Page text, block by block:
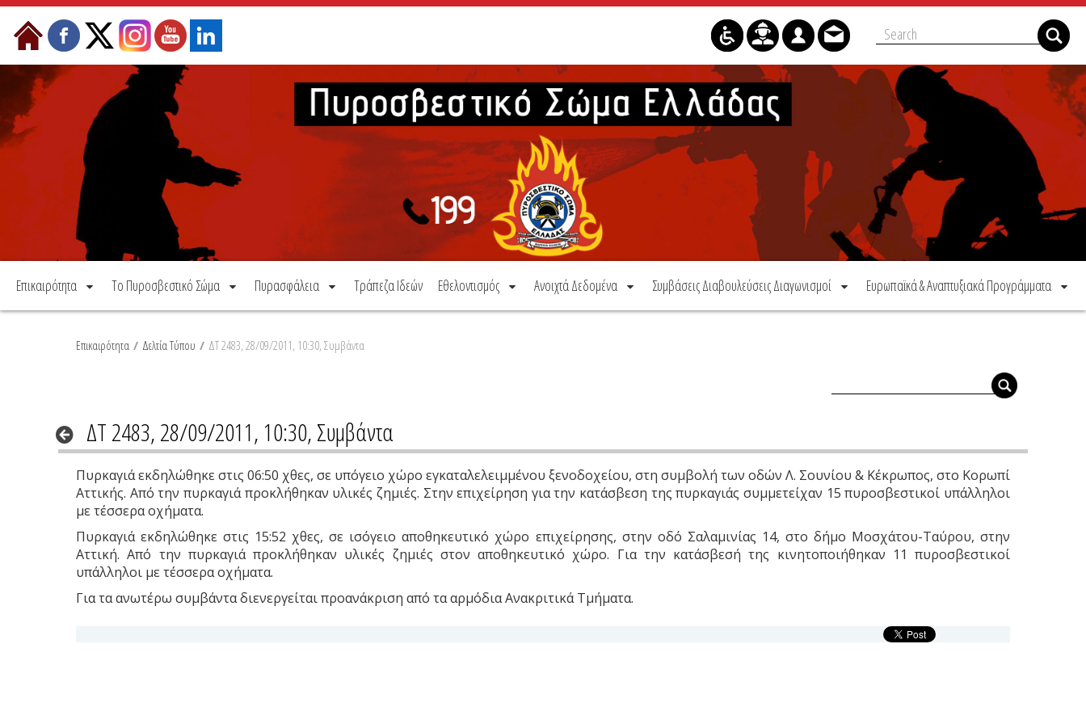
Μετάβαση στο περιεχόμενο
Επικαιρότητα Το Πυροσβεστικό Σώμα Πυρασφάλεια Τράπεζα Ιδεών Εθελοντισμός Ανοιχτά Δεδομένα Συμβάσεις Διαβουλεύσεις Διαγωνισμοί Ευρωπαϊκά & Αναπτυξιακά Προγράμματα
Επικαιρότητα / Δελτία Τύπου / ΔΤ 2483, 28/09/2011, 10:30, Συμβάντα
ΔΤ 2483, 28/09/2011, 10:30, Συμβάντα
Πυρκαγιά εκδηλώθηκε στις 06:50 χθες, σε υπόγειο χώρο εγκαταλελειμμένου ξενοδοχείου, στη συμβολή των οδών Λ. Σουνίου & Κέκρωπος, στο Κορωπί
Αττικής. Από την πυρκαγιά προκλήθηκαν υλικές ζημιές. Στην επιχείρηση για την κατάσβεση της πυρκαγιάς συμμετείχαν 15 πυροσβεστικοί υπάλληλοι
με τέσσερα οχήματα.
Πυρκαγιά εκδηλώθηκε στις 15:52 χθες, σε ισόγειο αποθηκευτικό χώρο επιχείρησης, στην οδό Σαλαμινίας 14, στο δήμο Μοσχάτου-Ταύρου, στην
Αττική. Από την πυρκαγιά προκλήθηκαν υλικές ζημιές στον αποθηκευτικό χώρο. Για την κατάσβεσή της κινητοποιήθηκαν 11 πυροσβεστικοί
υπάλληλοι με τέσσερα οχήματα.
Για τα ανωτέρω συμβάντα διενεργείται προανάκριση από τα αρμόδια Ανακριτικά Τμήματα.